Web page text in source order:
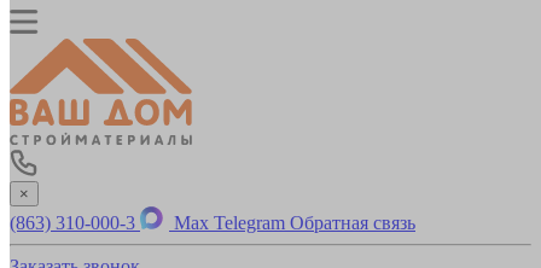
×
(863) 310-000-3 Max Telegram Обратная связь